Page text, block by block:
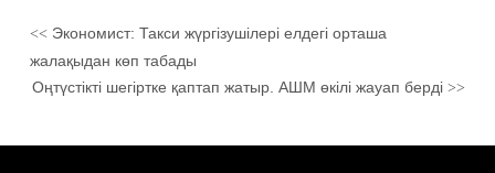
<<Экономист: Такси жүргізушілері елдегі орташа
жалақыдан көп табады
Оңтүстікті шегіртке қаптап жатыр. АШМ өкілі жауап берді>>